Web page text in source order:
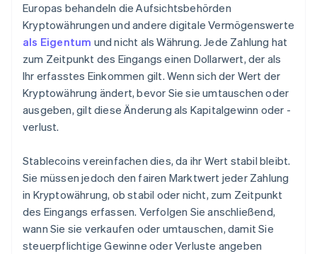
Europas behandeln die Aufsichtsbehörden
Kryptowährungen und andere digitale Vermögenswerte
als Eigentum und nicht als Währung. Jede Zahlung hat
zum Zeitpunkt des Eingangs einen Dollarwert, der als
Ihr erfasstes Einkommen gilt. Wenn sich der Wert der
Kryptowährung ändert, bevor Sie sie umtauschen oder
ausgeben, gilt diese Änderung als Kapitalgewinn oder -
verlust.
Stablecoins vereinfachen dies, da ihr Wert stabil bleibt.
Sie müssen jedoch den fairen Marktwert jeder Zahlung
in Kryptowährung, ob stabil oder nicht, zum Zeitpunkt
des Eingangs erfassen. Verfolgen Sie anschließend,
wann Sie sie verkaufen oder umtauschen, damit Sie
steuerpflichtige Gewinne oder Verluste angeben